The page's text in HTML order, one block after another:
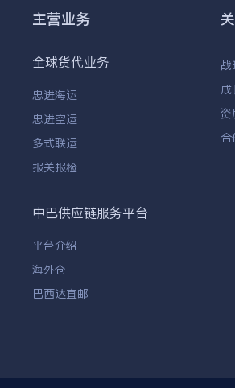
主营业务
全球货代业务
忠进海运
忠进空运
多式联运
报关报检
中巴供应链服务平台
平台介绍
海外仓
巴西达直邮
战
资
合